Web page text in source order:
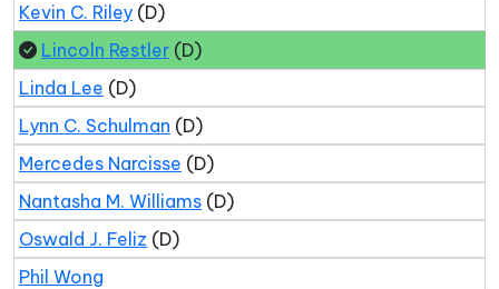
Kevin C. Riley (D)
Lincoln Restler (D)
Linda Lee (D)
Lynn C. Schulman (D)
Mercedes Narcisse (D)
Nantasha M. Williams (D)
Oswald J. Feliz (D)
Phil Wong